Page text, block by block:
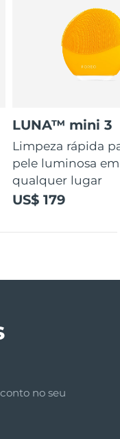
LUNA™ mini 3
Limpeza rápida
pele luminosa em
qualquer lugar
US$ 179
no seu